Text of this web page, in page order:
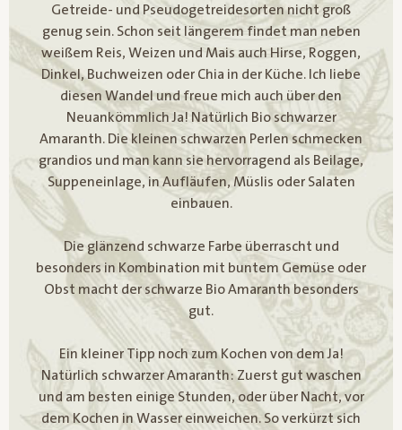
Getreide- und Pseudogetreidesorten nicht groß
genug sein. Schon seit längerem findet man neben
weißem Reis, Weizen und Mais auch Hirse, Roggen,
Dinkel, Buchweizen oder Chia in der Küche. Ich liebe
diesen Wandel und freue mich auch über den
Neuankömmlich Ja! Natürlich Bio schwarzer
Amaranth. Die kleinen schwarzen Perlen schmecken
grandios und man kann sie hervorragend als Beilage,
Suppeneinlage, in Aufläufen, Müslis oder Salaten
einbauen.
Die glänzend schwarze Farbe überrascht und
besonders in Kombination mit buntem Gemüse oder
Obst macht der schwarze Bio Amaranth besonders
gut.
Ein kleiner Tipp noch zum Kochen von dem Ja!
Natürlich schwarzer Amaranth: Zuerst gut waschen
und am besten einige Stunden, oder über Nacht, vor
dem Kochen in Wasser einweichen. So verkürzt sich